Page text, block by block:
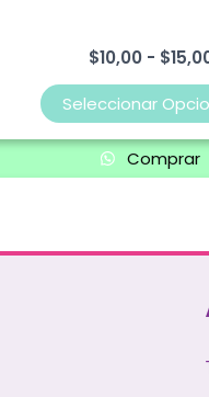
$10,00 - $
Seleccionar
Comprar